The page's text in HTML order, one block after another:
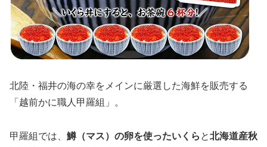
北陸・福井の海の幸をメインに厳選した海鮮を販売する
「越前かに職人甲羅組」。
甲羅組では、 鱒（マス）の卵を使ったいくら と北海道産秋